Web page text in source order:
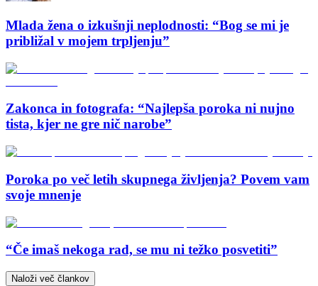
Mlada žena o izkušnji neplodnosti: “Bog se mi je
približal v mojem trpljenju”
Zakonca in fotografa: “Najlepša poroka ni nujno
tista, kjer ne gre nič narobe”
Poroka po več letih skupnega življenja? Povem vam
svoje mnenje
“Če imaš nekoga rad, se mu ni težko posvetiti”
Naloži več člankov